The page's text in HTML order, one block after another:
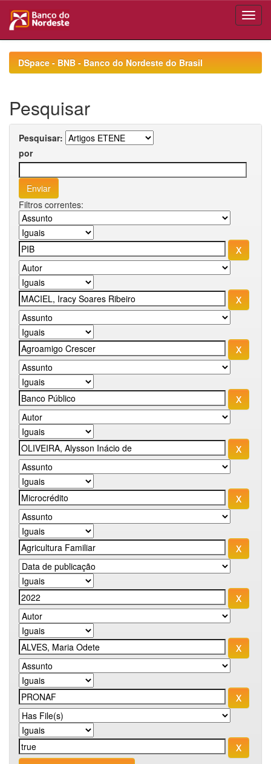
navigationDSpace - BNB - Banco do Nordeste do Brasil
Pesquisar
Pesquisar:
por
Filtros correntes: